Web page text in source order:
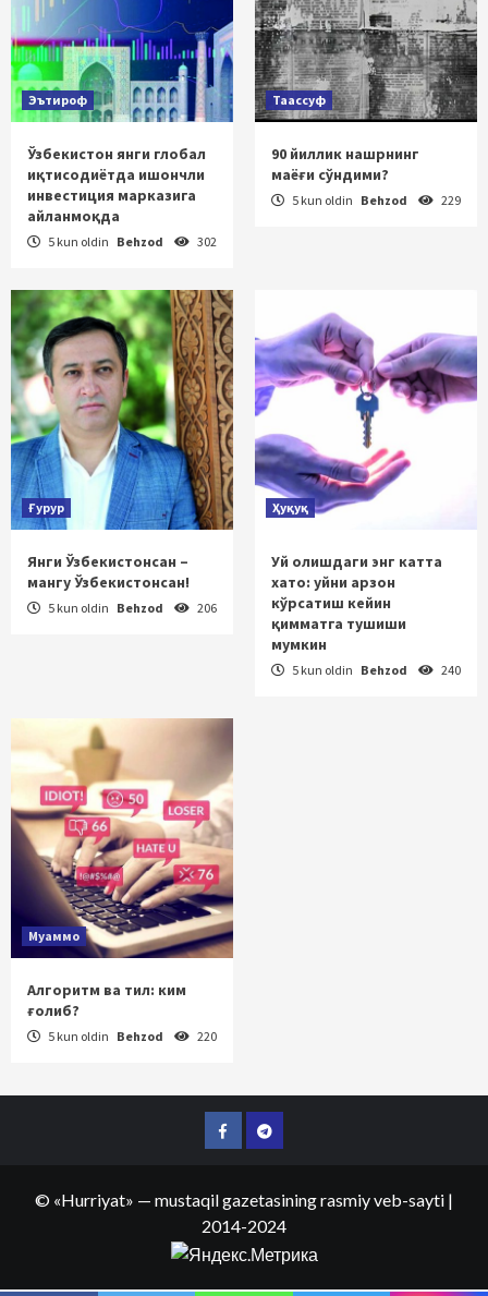
Эътироф
Ўзбекистон янги глобал
иқтисодиётда ишончли
инвестиция марказига
айланмоқда
5 kun oldin Behzod 302
Таассуф
90 йиллик нашрнинг
маёғи сўндими?
5 kun oldin Behzod 229
Ғурур
Янги Ўзбекистонсан –
мангу Ўзбекистонсан!
5 kun oldin Behzod 206
Ҳуқуқ
Уй олишдаги энг катта
хато: уйни арзон
кўрсатиш кейин
қимматга тушиши
мумкин
5 kun oldin Behzod 240
Муаммо
Алгоритм ва тил: ким
ғолиб?
5 kun oldin Behzod 220
FacebookTelegram
© «Hurriyat» — mustaqil gazetasining rasmiy veb-sayti |
2014-2024